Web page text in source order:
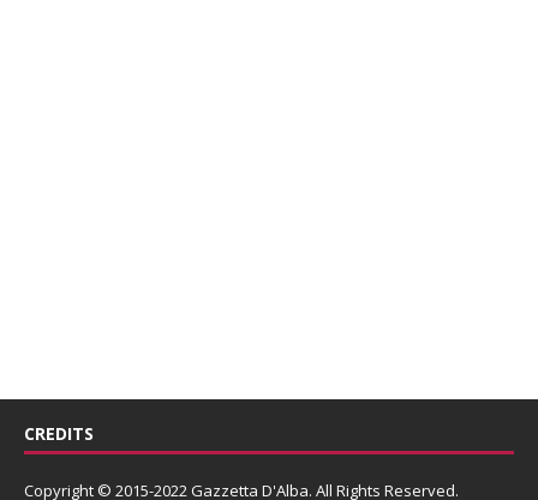
CREDITS
Copyright © 2015-2022 Gazzetta D'Alba. All Rights Reserved.